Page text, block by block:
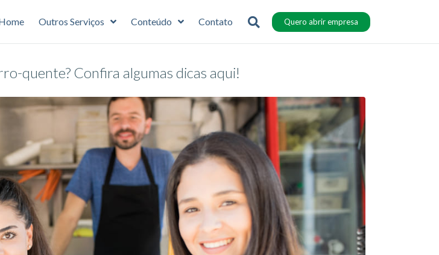
Outros Serviços Conteúdo Contato Quero abrir empresa
quente? Confira algumas dicas aqui!